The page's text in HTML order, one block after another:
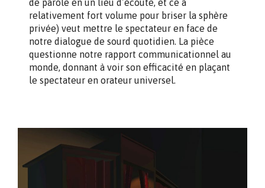
de parole en un lieu d’écoute, et ce à
relativement fort volume pour briser la sphère
privée) veut mettre le spectateur en face de
notre dialogue de sourd quotidien. La pièce
questionne notre rapport communicationnel au
monde, donnant à voir son efficacité en plaçant
le spectateur en orateur universel.